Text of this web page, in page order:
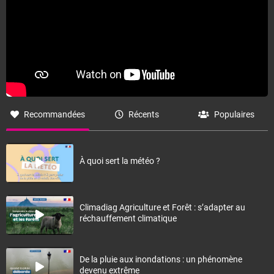
Recommandées Récents Populaires
À quoi sert la météo ?
Climadiag Agriculture et Forêt : s’adapter au
réchauffement climatique
De la pluie aux inondations : un phénomène
devenu extrême